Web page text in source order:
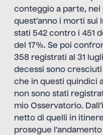
conteggio a parte, nei
quest’anno i morti sui
stati 542 contro i 451
del 17%. Se poi
358 registrati al 31
decessi sono
che in questi quindici
non sono stati
mio Osservatorio.
netto di quelli in
prosegue